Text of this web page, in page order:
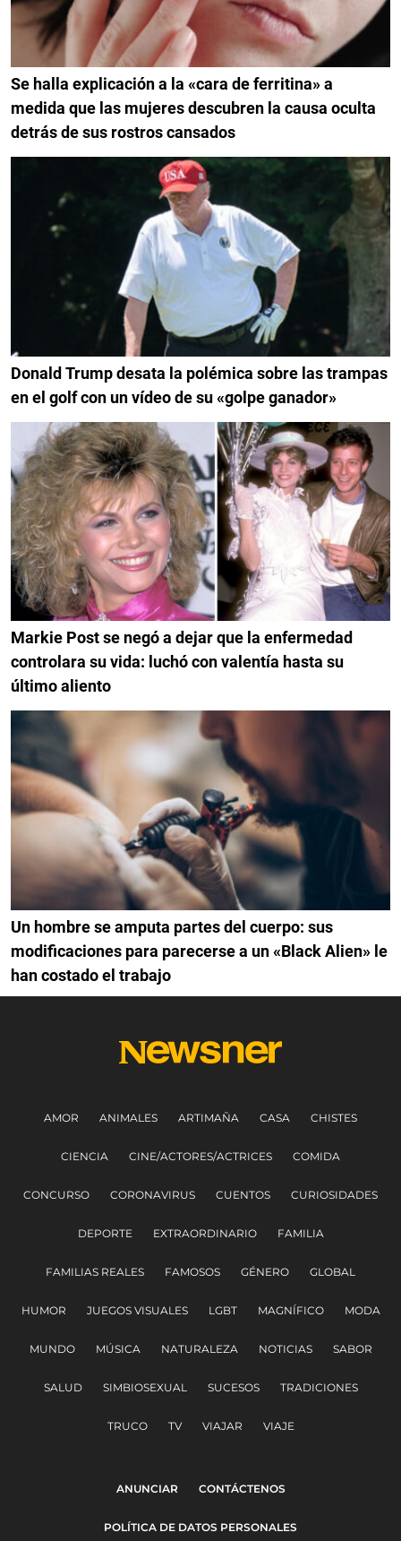
Se halla explicación a la «cara de ferritina» a
medida que las mujeres descubren la causa oculta
detrás de sus rostros cansados
Donald Trump desata la polémica sobre las trampas
en el golf con un vídeo de su «golpe ganador»
Markie Post se negó a dejar que la enfermedad
controlara su vida: luchó con valentía hasta su
último aliento
Un hombre se amputa partes del cuerpo: sus
modificaciones para parecerse a un «Black Alien» le
han costado el trabajo
AMOR ANIMALES ARTIMAÑA CASA CHISTES
CIENCIA CINE/ACTORES/ACTRICES COMIDA
CONCURSO CORONAVIRUS CUENTOS CURIOSIDADES
DEPORTE EXTRAORDINARIO FAMILIA
FAMILIAS REALES FAMOSOS GÉNERO GLOBAL
HUMOR JUEGOS VISUALES LGBT MAGNÍFICO MODA
MUNDO MÚSICA NATURALEZA NOTICIAS SABOR
SALUD SIMBIOSEXUAL SUCESOS TRADICIONES
TRUCO TV VIAJAR VIAJE
ANUNCIAR CONTÁCTENOS
POLÍTICA DE DATOS PERSONALES